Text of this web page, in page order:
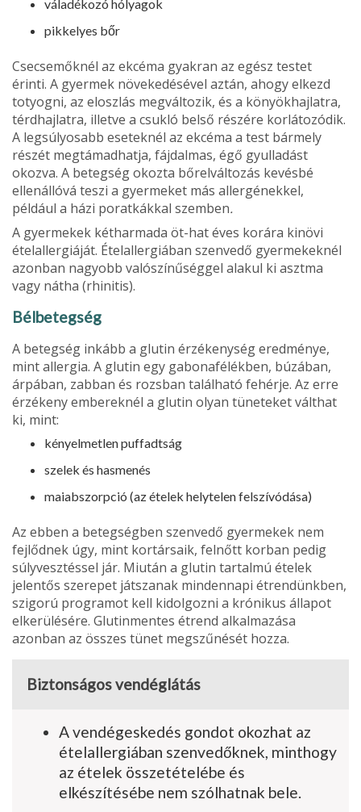
váladékozó hólyagok
pikkelyes bőr
Csecsemőknél az ekcéma gyakran az egész testet
érinti. A gyermek növeke­désével aztán, ahogy elkezd
totyogni, az eloszlás megváltozik, és a könyök­hajlatra,
térdhajlatra, illetve a csukló belső részére korlátozódik.
A legsúlyosabb eseteknél az ekcéma a test bár­mely
részét megtámadhatja, fájdalmas, égő gyulladást
okozva. A betegség okozta bőrelváltozás kevésbé
ellenál­lóvá teszi a gyermeket más allergénekkel,
például a házi poratkákkal szem­ben.
A gyermekek kétharmada öt-hat éves korára kinövi
ételallergiáját. Ételallergiában szenvedő gyermekeknél
azonban nagyobb valószínűséggel alakul ki asztma
vagy nátha (rhinitis).
Bélbetegség
A betegség inkább a glutin érzékenység eredménye,
mint allergia. A glutin egy gabonafélékben, búzában,
árpában, zab­ban és rozsban található fehérje. Az erre
érzékeny embereknél a glutin olyan tü­neteket válthat
ki, mint:
kényelmetlen puffadtság
szelek és hasmenés
maiabszorpció (az ételek helytelen felszívódása)
Az ebben a betegségben szenvedő gyermekek nem
fejlődnek úgy, mint kor­társaik, felnőtt korban pedig
súlyvesz­téssel jár. Miután a glutin tartalmú ételek
jelentős szerepet játszanak mindennapi étrendünkben,
szigorú programot kell kidolgozni a krónikus állapot
elkerülésé­re. Glutinmentes étrend alkalmazása
azonban az összes tünet megszűnését hozza.
Biztonságos vendéglátás
A vendégeskedés gondot okozhat az
ételallergiában szenvedőknek, minthogy
az ételek összetételébe és
elkészítésébe nem szólhatnak bele.